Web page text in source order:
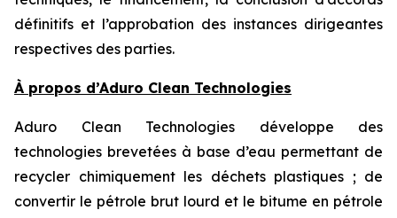
définitifs et l’approbation des instances dirigeantes
respectives des parties.
À propos d’Aduro Clean Technologies
Aduro Clean Technologies développe des
technologies brevetées à base d’eau permettant de
recycler chimiquement les déchets plastiques ; de
convertir le pétrole brut lourd et le bitume en pétrole